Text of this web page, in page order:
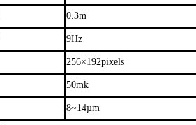
0.3m
9Hz
256×192pixels
50mk
8~14µm